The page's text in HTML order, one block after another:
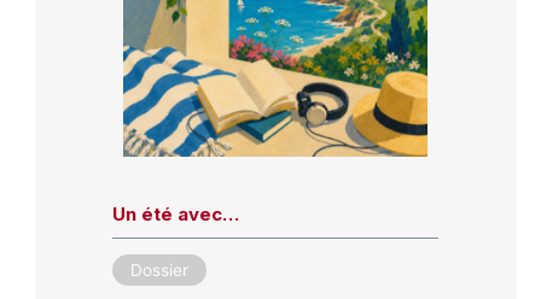
Un été avec…
Dossier